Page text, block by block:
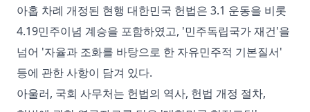
아홉 차례 개정된 현행 대한민국 헌법은 3.1 운동을 비롯
4.19민주이념 계승을 포함하였고, '민주독립국가 재건'을
넘어 '자율과 조화를 바탕으로 한 자유민주적 기본질서'
등에 관한 사항이 담겨 있다.
아울러, 국회 사무처는 헌법의 역사, 헌법 개정 절차,